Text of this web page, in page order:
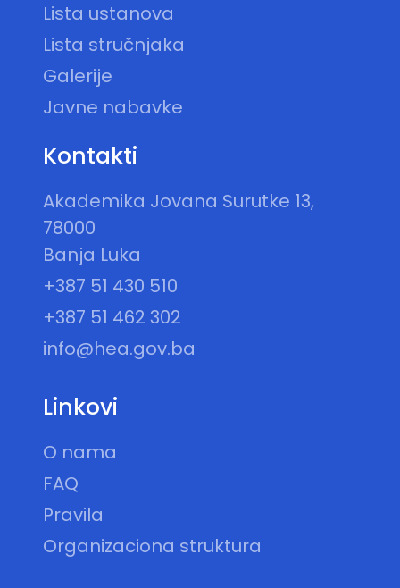
Lista ustanova
Lista stručnjaka
Galerije
Javne nabavke
Kontakti
Akademika Jovana Surutke 13,
78000
Banja Luka
+387 51 430 510
+387 51 462 302
info@hea.gov.ba
Linkovi
O nama
FAQ
Pravila
Organizaciona struktura